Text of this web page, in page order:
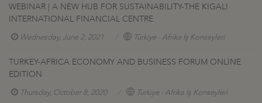
WEBINAR | A NEW HUB FOR SUSTAINABILITY-THE KIGALI
INTERNATIONAL FINANCIAL CENTRE
Wednesday, June 2, 2021 Türkiye - Afrika İş Konseyleri
TURKEY-AFRICA ECONOMY AND BUSINESS FORUM ONLINE
EDITION
Thursday, October 8, 2020 Türkiye - Afrika İş Konseyleri